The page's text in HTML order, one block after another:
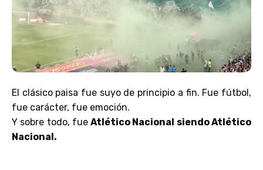
El clásico paisa fue suyo de principio a fin. Fue fútbol,
fue carácter, fue emoción.
Y sobre todo, fueAtlético Nacional siendo Atlético
Nacional.